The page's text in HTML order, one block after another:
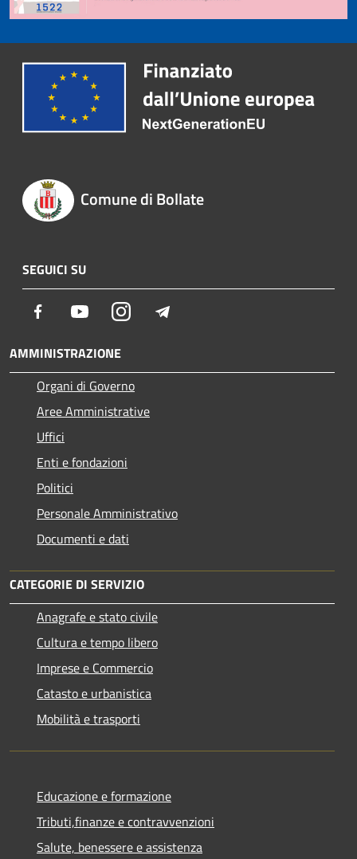
Comune di Bollate
SEGUICI SU
Facebook YoutubeInstagram
AMMINISTRAZIONE
Organi di Governo
Aree Amministrative
Uffici
Enti e fondazioni
Politici
Personale Amministrativo
Documenti e dati
CATEGORIE DI SERVIZIO
Anagrafe e stato civile
Cultura e tempo libero
Imprese e Commercio
Catasto e urbanistica
Mobilità e trasporti
Educazione e formazione
Tributi,finanze e contravvenzioni
Salute, benessere e assistenza